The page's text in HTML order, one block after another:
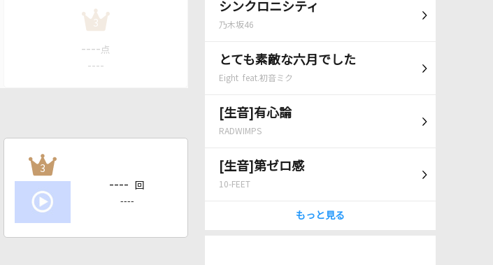
シンクロニシティ
乃木坂46
とても素敵な六月でした
Eight feat.初音ミク
[生音]有心論
RADWIMPS
[生音]第ゼロ感
10-FEET
もっと見る
3
---- 点
----
3
---- 回
----